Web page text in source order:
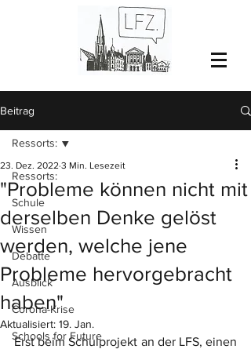
Beitrag
Ressorts:
Schule
Wissen
Debatte
Ausblick
Corona-Krise
Schools for Future
Ressorts:
"Probleme können nicht mit
derselben Denke gelöst
werden, welche jene
Probleme hervorgebracht
haben"
23. Dez. 2022 3 Min. Lesezeit
Aktualisiert: 19. Jan.
Erst beim Schulprojekt an der LFS, einen